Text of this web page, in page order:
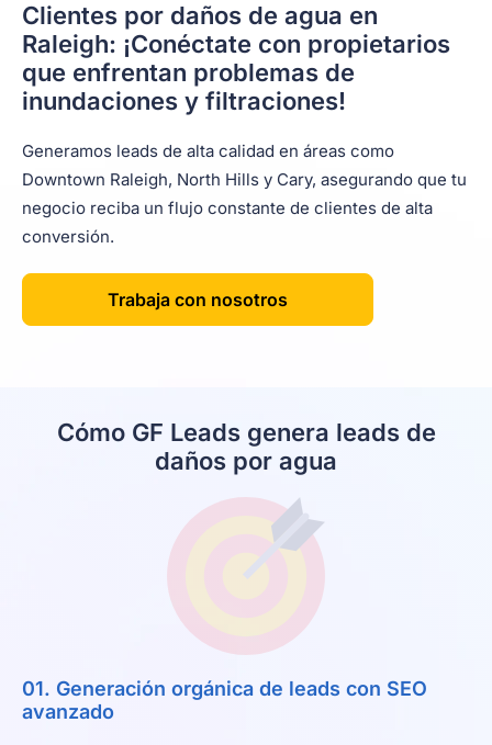
Clientes por daños de agua en
Raleigh: ¡Conéctate con propietarios
que enfrentan problemas de
inundaciones y filtraciones!
Generamos leads de alta calidad en áreas como
Downtown Raleigh, North Hills y Cary, asegurando que tu
negocio reciba un flujo constante de clientes de alta
conversión.
Trabaja con nosotros
Cómo GF Leads genera leads de
daños por agua
01. Generación orgánica de leads con SEO
avanzado